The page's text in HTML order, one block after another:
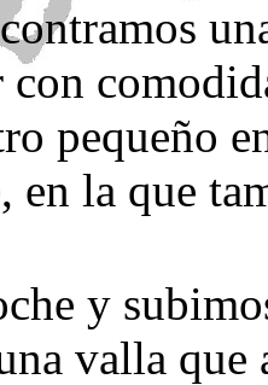
con
pequeño
en la que
y
valla que